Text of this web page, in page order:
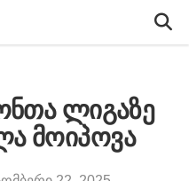
ლიგაზე
მოიპოვა